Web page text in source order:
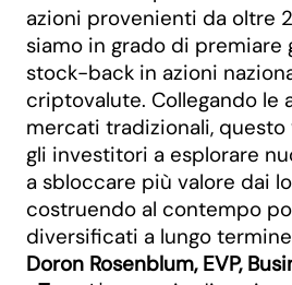
azioni provenienti da oltre
siamo in grado di premiare
stock-back in azioni
criptovalute. Collegando le
mercati tradizionali, questo
gli investitori a esplorare
a sbloccare più valore dai
costruendo al contempo
diversificati a lungo
Doron Rosenblum, EVP,